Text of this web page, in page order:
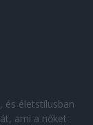
és életstílusban
ami a nőket